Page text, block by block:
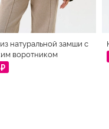
натуральной замши с
воротником